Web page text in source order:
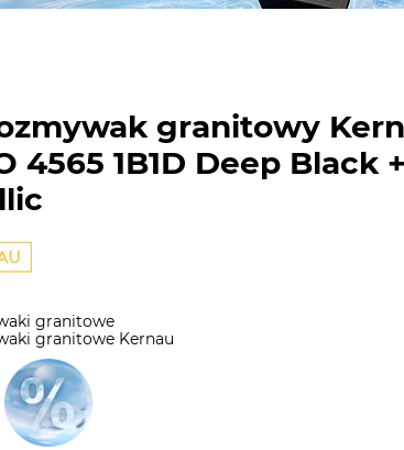
granitowy
4565 1B1D Deep Black
granitowe
granitowe Kernau